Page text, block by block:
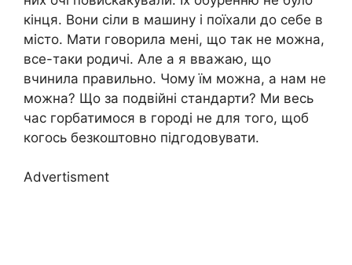
кінця. Вони сіли в машину і поїхали до себе в
місто. Мати говорила мені, що так не можна,
все-таки родичі. Але а я вважаю, що
вчинила правильно. Чому їм можна, а нам не
можна? Що за подвійні стандарти? Ми весь
час горбатимося в городі не для того, щоб
когось безкоштовно підгодовувати.
Advertisment